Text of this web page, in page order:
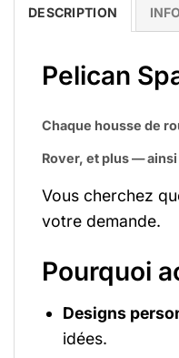
DESCRIPTION
Pelican
Chaque housse de
Rover, et plus —
Vous cherchez
votre demande.
Pourquoi
Designs
idées.